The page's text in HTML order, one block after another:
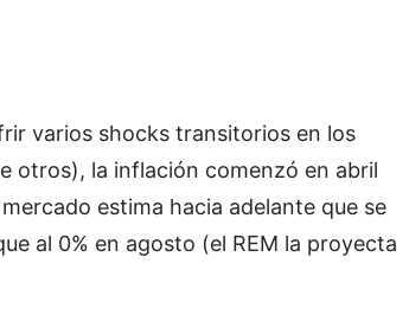
varios shocks transitorios en los
otros), la inflación comenzó en abril
estima hacia adelante que se
al 0% en agosto (el REM la proyecta